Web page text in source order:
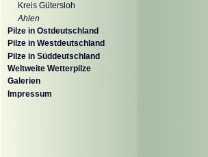
Kreis Gütersloh
Ahlen
Pilze in Ostdeutschland
Pilze in Westdeutschland
Pilze in Süddeutschland
Weltweite Wetterpilze
Galerien
Impressum